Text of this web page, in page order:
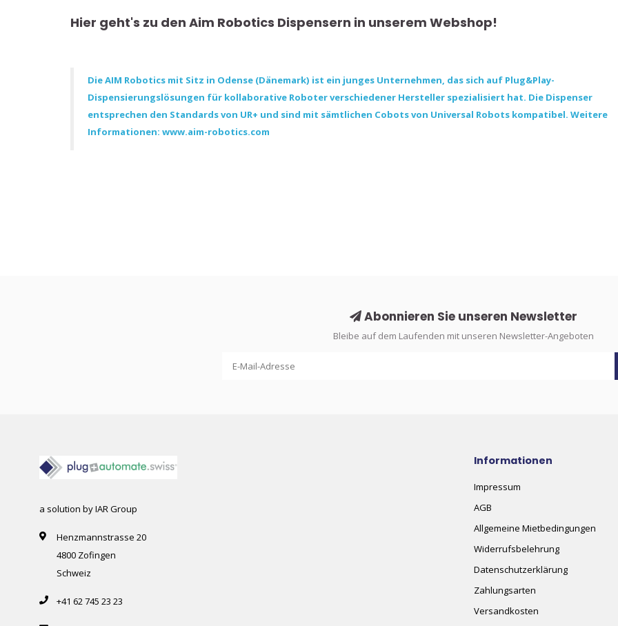
Hier geht's zu den Aim Robotics Dispensern in unserem Webshop!
Die AIM Robotics mit Sitz in Odense (Dänemark) ist ein junges Unternehmen, das sich auf Plug&Play-
Dispensierungslösungen für kollaborative Roboter verschiedener Hersteller spezialisiert hat. Die Dispenser
entsprechen den Standards von UR+ und sind mit sämtlichen Cobots von Universal Robots kompatibel. Weitere
Informationen: www.aim-robotics.com
Abonnieren Sie unseren Newsletter
Bleibe auf dem Laufenden mit unseren Newsletter-Angeboten
a solution by IAR Group
Henzmannstrasse 20
4800 Zofingen
Schweiz
+41 62 745 23 23
Informationen
Impressum
AGB
Allgemeine Mietbedingungen
Widerrufsbelehrung
Datenschutzerklärung
Zahlungsarten
Versandkosten